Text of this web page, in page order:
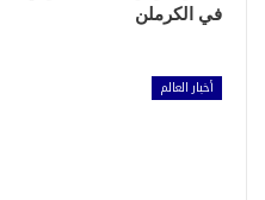
في الكرملن
أخبار العالم